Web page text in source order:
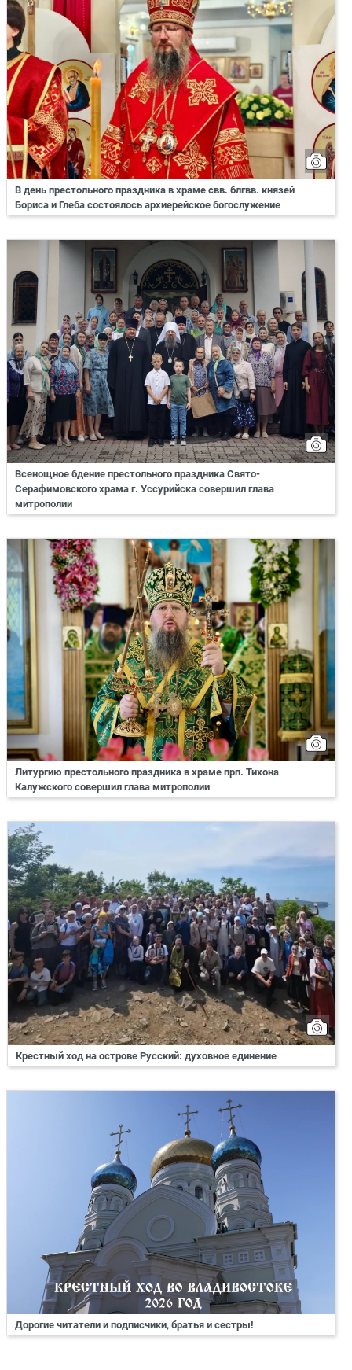
В день престольного праздника в храме свв. блгвв. князей
Бориса и Глеба состоялось архиерейское богослужение
Всенощное бдение престольного праздника Свято-
Серафимовского храма г. Уссурийска совершил глава
митрополии
Литургию престольного праздника в храме прп. Тихона
Калужского совершил глава митрополии
Крестный ход на острове Русский: духовное единение
Дорогие читатели и подписчики, братья и сестры!